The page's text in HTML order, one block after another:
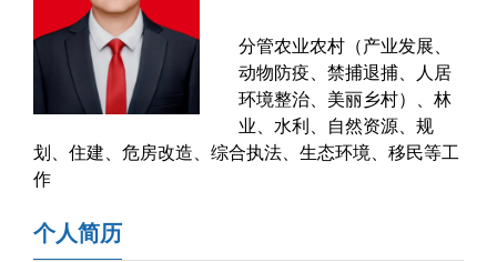
分管农业农村（产业发展、
动物防疫、禁捕退捕、人居
环境整治、美丽乡村）、林
业、水利、自然资源、规
划、住建、危房改造、综合执法、生态环境、移民等工
作
个人简历